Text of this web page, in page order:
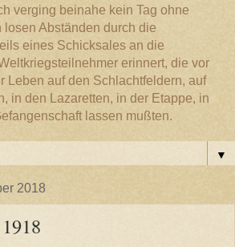
verging beinahe kein Tag ohne
losen Abständen durch die
eines Schicksales an die
erinnert, die vor
Leben auf den Schlachtfeldern, auf
in den Lazaretten, in der Etappe, in
lassen mußten.
▼
2018